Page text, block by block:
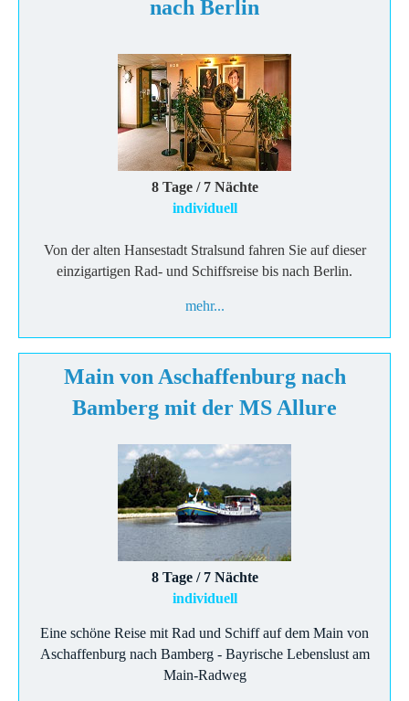
nach Berlin
8 Tage / 7 Nächte
individuell
Von der alten Hansestadt Stralsund fahren Sie auf dieser
einzigartigen Rad- und Schiffsreise bis nach Berlin.
mehr...
Main von Aschaffenburg nach
Bamberg mit der MS Allure
8 Tage / 7 Nächte
individuell
Eine schöne Reise mit Rad und Schiff auf dem Main von
Aschaffenburg nach Bamberg - Bayrische Lebenslust am
Main-Radweg